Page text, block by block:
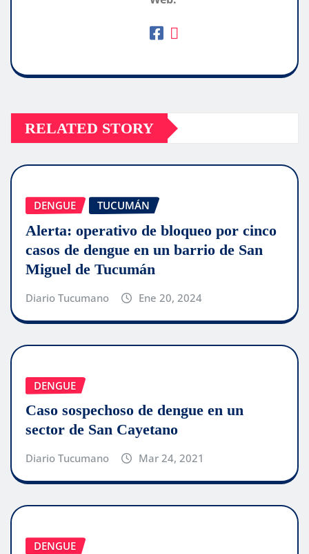
RELATED STORY
DENGUE TUCUMÁN
Alerta: operativo de bloqueo por cinco
casos de dengue en un barrio de San
Miguel de Tucumán
Diario Tucumano Ene 20, 2024
DENGUE
Caso sospechoso de dengue en un
sector de San Cayetano
Diario Tucumano Mar 24, 2021
DENGUE